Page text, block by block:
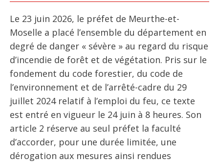
Le 23 juin 2026, le préfet de Meurthe-et-
Moselle a placé l’ensemble du département en
degré de danger « sévère » au regard du risque
d’incendie de forêt et de végétation. Pris sur le
fondement du code forestier, du code de
l’environnement et de l’arrêté-cadre du 29
juillet 2024 relatif à l’emploi du feu, ce texte
est entré en vigueur le 24 juin à 8 heures. Son
article 2 réserve au seul préfet la faculté
d’accorder, pour une durée limitée, une
dérogation aux mesures ainsi rendues